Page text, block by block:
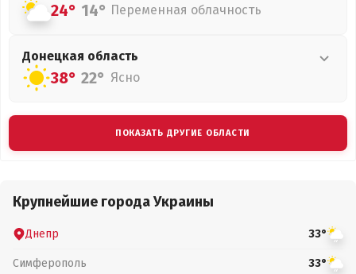
24° 14° Переменная облачность
Донецкая область
38° 22° Ясно
ПОКАЗАТЬ ДРУГИЕ ОБЛАСТИ
Крупнейшие города Украины
Днепр 33°
Симферополь 33°